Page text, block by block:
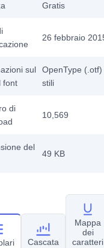
Gratis
26 febbraio
sul
font
OpenType (.otf)
stili
di
10,569
del
49 KB
Cascata
Mappa
dei
caratteri